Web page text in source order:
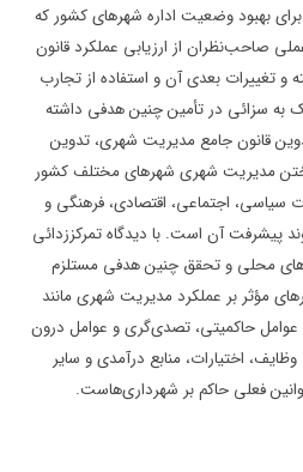
برای بهبود وضعیت اداره شهرهای کشور که
صاحب‌نظران از ارزیابی عملکرد قانون
و تغییرات بعدی آن و استفاده از تجارب
به سزائی در تأمین چنین هدفی داشته
قانون جامع مدیریت شهری، تدوین
مدیریت شهری شهرهای مختلف کشور
سیاسی، اجتماعی، اقتصادی، فرهنگی و
پیشرفت آن است. با دیدگاه تمرکززدائی
محلی و تحقق چنین هدفی مستلزم
مؤثر بر عملکرد مدیریت شهری مانند
حاکمیتی، تصدی‌گری و عوامل درون
وظایف، اختیارات، منابع درآمدی و سایر
فعلی حاکم بر شهرداری‌هاست.